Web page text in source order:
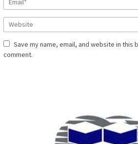
Save my name, email, and website in this
comment.